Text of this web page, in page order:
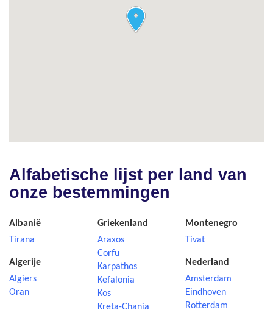
Alfabetische lijst per land van
onze bestemmingen
Albanië
Tirana
Algerije
Algiers
Oran
Griekenland
Araxos
Corfu
Karpathos
Kefalonia
Kos
Kreta-Chania
Montenegro
Tivat
Nederland
Amsterdam
Eindhoven
Rotterdam